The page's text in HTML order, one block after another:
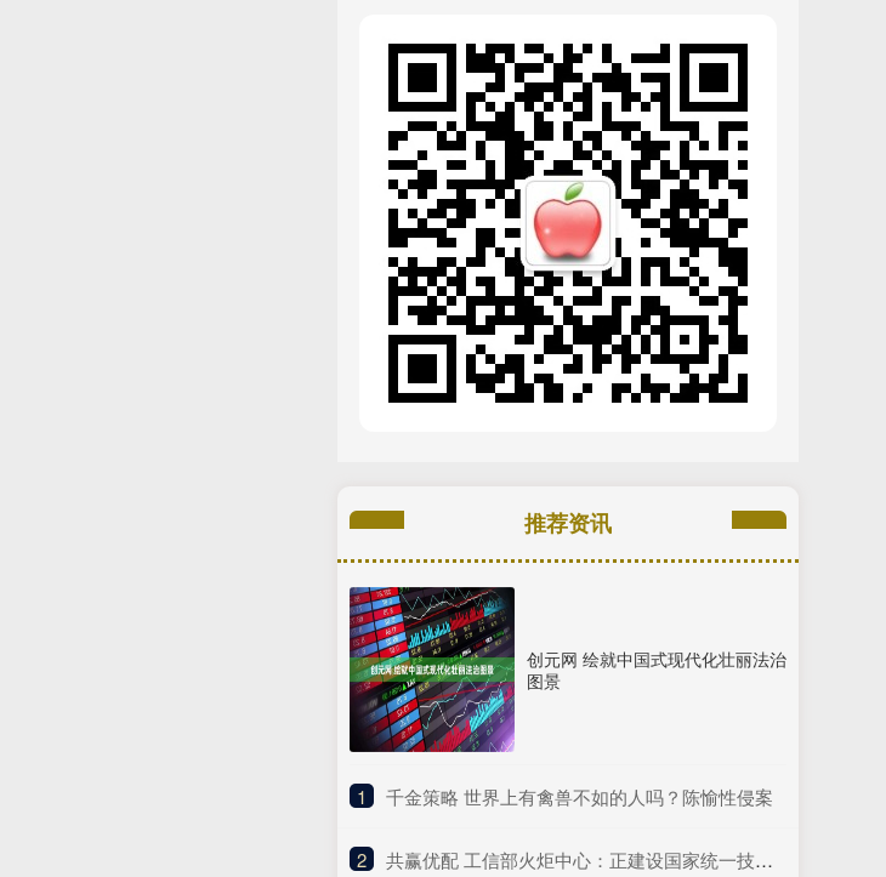
推荐资讯
创元网 绘就中国式现代化壮丽法治
图景
1 ​千金策略 世界上有禽兽不如的人吗？陈愉性侵案
2 ​共赢优配 工信部火炬中心：正建设国家统一技术交易服务平台 推动建设全国一体化技术市场